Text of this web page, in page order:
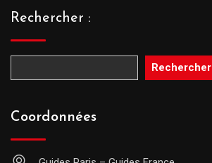
Rechercher :
Rechercher
Coordonnées